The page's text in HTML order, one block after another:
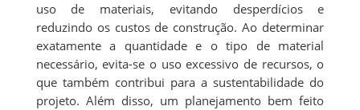
uso de materiais, evitando desperdícios e
reduzindo os custos de construção. Ao determinar
exatamente a quantidade e o tipo de material
necessário, evita-se o uso excessivo de recursos, o
que também contribui para a sustentabilidade do
projeto. Além disso, um planejamento bem feito